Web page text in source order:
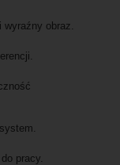
wyraźny obraz.
pracy.